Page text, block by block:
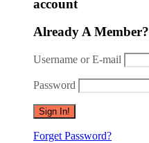
account
Already A Member?
Username or E-mail
Password
Forget Password?